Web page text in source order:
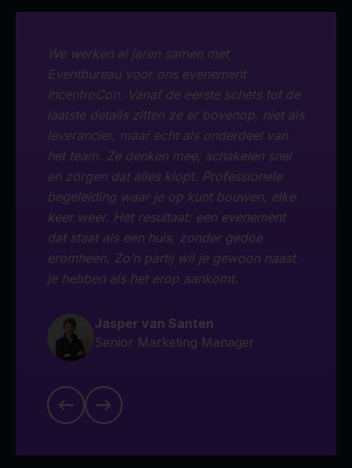
We werken al jaren samen met
Eventbureau voor ons evenement
IncentroCon. Vanaf de eerste schets tot de
laatste details zitten ze er bovenop, niet als
leverancier, maar echt als onderdeel van
het team. Ze denken mee, schakelen snel
en zorgen dat alles klopt. Professionele
begeleiding waar je op kunt bouwen, elke
keer weer. Het resultaat: een evenement
dat staat als een huis, zonder gedoe
eromheen. Zo’n partij wil je gewoon naast
je hebben als het erop aankomt.
Jasper van Santen
Senior Marketing Manager
Dave Maasland
CEO bij ESET Nederland
Ezra Dasberg​​​​
Medewerker bij Alfen
Marieke van der Spruit
Marketing manager, GS1
Nederland
Koen Brink
Head of Marketing and E-
Commerce Benelux